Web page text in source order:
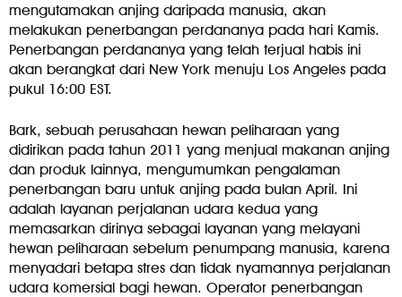
mengutamakan anjing daripada manusia, akan
melakukan penerbangan perdananya pada hari Kamis.
Penerbangan perdananya yang telah terjual habis ini
akan berangkat dari New York menuju Los Angeles pada
pukul 16:00 EST.
Bark, sebuah perusahaan hewan peliharaan yang
didirikan pada tahun 2011 yang menjual makanan anjing
dan produk lainnya, mengumumkan pengalaman
penerbangan baru untuk anjing pada bulan April. Ini
adalah layanan perjalanan udara kedua yang
memasarkan dirinya sebagai layanan yang melayani
hewan peliharaan sebelum penumpang manusia, karena
menyadari betapa stres dan tidak nyamannya perjalanan
udara komersial bagi hewan. Operator penerbangan